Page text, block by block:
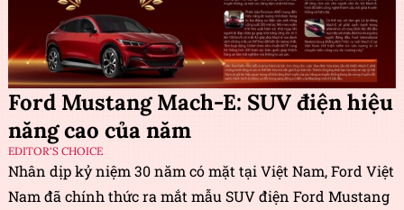
Ford Mustang Mach-E: SUV điện hiệu
năng cao của năm
EDITOR'S CHOICE
Nhân dịp kỷ niệm 30 năm có mặt tại Việt Nam, Ford Việt
Nam đã chính thức ra mắt mẫu SUV điện Ford Mustang